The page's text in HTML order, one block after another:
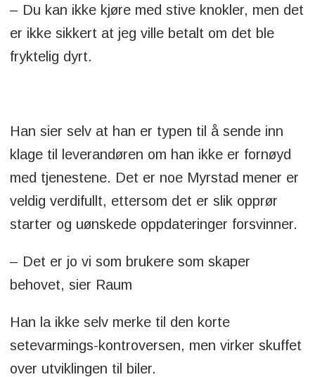
– Du kan ikke kjøre med stive knokler, men det
er ikke sikkert at jeg ville betalt om det ble
fryktelig dyrt.
Han sier selv at han er typen til å sende inn
klage til leverandøren om han ikke er fornøyd
med tjenestene. Det er noe Myrstad mener er
veldig verdifullt, ettersom det er slik opprør
starter og uønskede oppdateringer forsvinner.
– Det er jo vi som brukere som skaper
behovet, sier Raum
Han la ikke selv merke til den korte
setevarmings-kontroversen, men virker skuffet
over utviklingen til biler.